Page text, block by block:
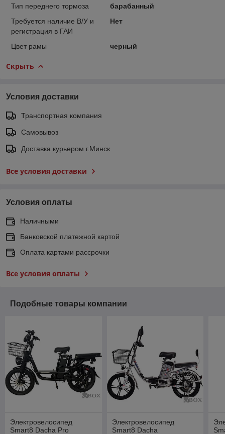
Тип переднего тормоза
барабанный
Требуется наличие В/У и
регистрация в ГАИ
Нет
Цвет рамы черный
Скрыть
Условия доставки
Транспортная компания
Самовывоз
Доставка курьером г.Минск
Все условия доставки
Условия оплаты
Наличными
Банковской платежной картой
Оплата картами рассрочки
Все условия оплаты
Подобные товары компании
Электровелосипед
Smart8 Dacha Pro
Электровелосипед
Smart8 Dacha